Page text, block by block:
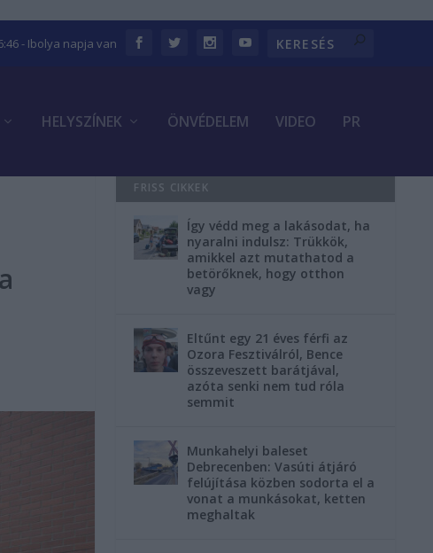
- Ibolya napja van
HELYSZÍNEK ÖNVÉDELEM VIDEO PR
FRISS CIKKEK
Így védd meg a lakásodat, ha
nyaralni indulsz: Trükkök,
amikkel azt mutathatod a
betörőknek, hogy otthon
vagy
Eltűnt egy 21 éves férfi az
Ozora Fesztiválról, Bence
összeveszett barátjával,
azóta senki nem tud róla
semmit
Munkahelyi baleset
Debrecenben: Vasúti átjáró
felújítása közben sodorta el a
vonat a munkásokat, ketten
meghaltak